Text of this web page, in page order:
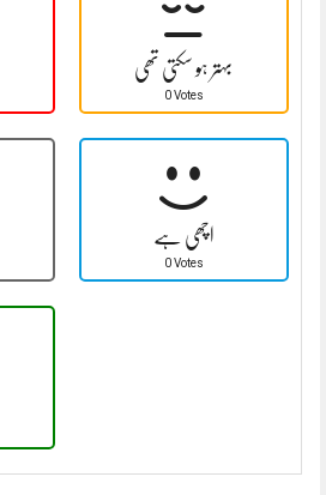
بہتر ہو سکتی تھی
0 Votes
اچھی ہے
0 Votes